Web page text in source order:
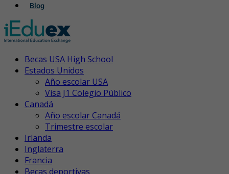
Blog
Becas USA High School
Estados Unidos
Año escolar USA
Visa J1 Colegio Público
Canadá
Año escolar Canadá
Trimestre escolar
Irlanda
Inglaterra
Francia
Becas deportivas